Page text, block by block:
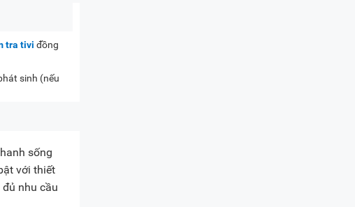
tra tivi đồng
sinh (nếu
sống
với thiết
nhu cầu